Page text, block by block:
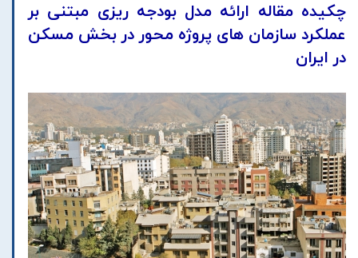
چکیده مقاله ارائه مدل بودجه ریزی مبتنی بر
عملکرد سازمان های پروژه محور در بخش مسکن
در ایران